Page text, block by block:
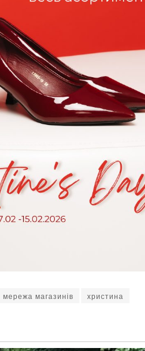
мережа магазинів христина